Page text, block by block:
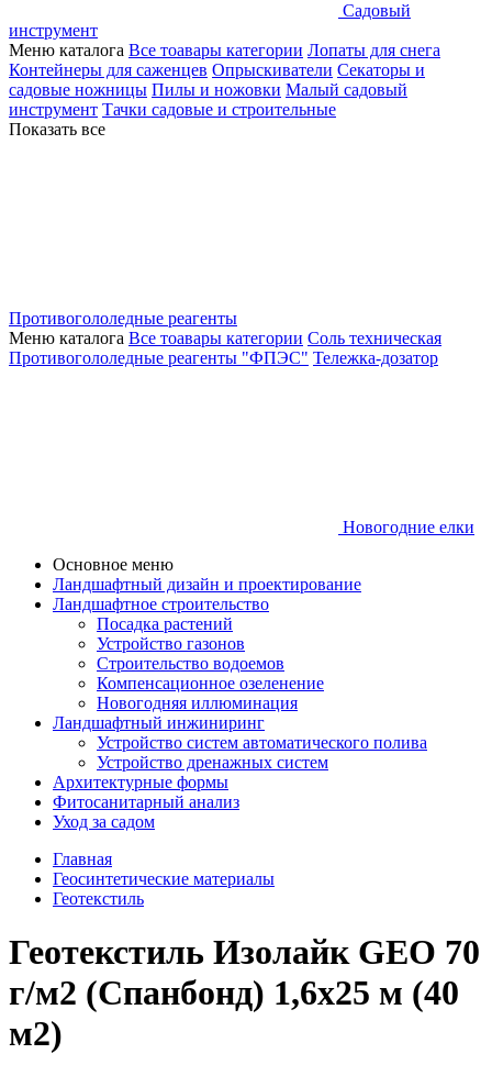
Садовый
инструмент
Меню каталога Все тоавары категории Лопаты для снега
Контейнеры для саженцев Опрыскиватели Секаторы и
садовые ножницы Пилы и ножовки Малый садовый
инструмент Тачки садовые и строительные
Показать все
Противогололедные реагенты
Меню каталога Все тоавары категории Соль техническая
Противогололедные реагенты "ФПЭС" Тележка-дозатор
Новогодние елки
Основное меню
Ландшафтный дизайн и проектирование
Ландшафтное строительство
Посадка растений
Устройство газонов
Строительство водоемов
Компенсационное озеленение
Новогодняя иллюминация
Ландшафтный инжиниринг
Устройство систем автоматического полива
Устройство дренажных систем
Aрхитектурные формы
Фитосанитарный анализ
Уход за садом
Главная
Геосинтетические материалы
Геотекстиль
Геотекстиль Изолайк GEO 70
г/м2 (Спанбонд) 1,6х25 м (40
м2)